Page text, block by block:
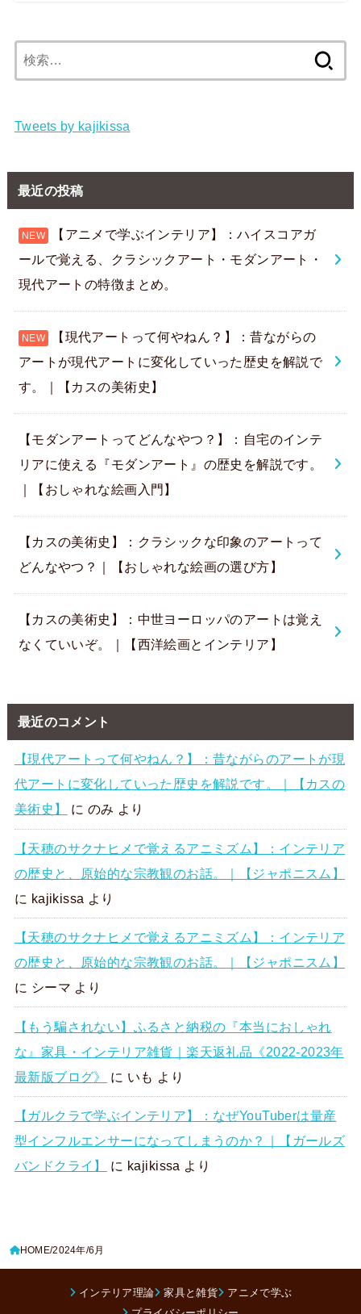
索:
Tweets by kajikissa
最近の投稿
【アニメで学ぶインテリア】：ハイスコアガ
ールで覚える、クラシックアート・モダンアート・
現代アートの特徴まとめ。
【現代アートって何やねん？】：昔ながらの
アートが現代アートに変化していった歴史を解説で
す。｜【カスの美術史】
【モダンアートってどんなやつ？】：自宅のインテ
リアに使える『モダンアート』の歴史を解説です。
｜【おしゃれな絵画入門】
【カスの美術史】：クラシックな印象のアートって
どんなやつ？｜【おしゃれな絵画の選び方】
【カスの美術史】：中世ヨーロッパのアートは覚え
なくていいぞ。｜【西洋絵画とインテリア】
最近のコメント
【現代アートって何やねん？】：昔ながらのアートが現
代アートに変化していった歴史を解説です。｜【カスの
美術史】
に のみ より
【天穂のサクナヒメで覚えるアニミズム】：インテリア
の歴史と、原始的な宗教観のお話。｜【ジャポニスム】
に kajikissa より
【天穂のサクナヒメで覚えるアニミズム】：インテリア
の歴史と、原始的な宗教観のお話。｜【ジャポニスム】
に シーマ より
【もう騙されない】ふるさと納税の『本当におしゃれ
な』家具・インテリア雑貨｜楽天返礼品《2022-2023年
最新版ブログ》
に いも より
【ガルクラで学ぶインテリア】：なぜYouTuberは量産
型インフルエンサーになってしまうのか？｜【ガールズ
バンドクライ】
に kajikissa より
HOME 2024年 6月
インテリア理論 家具と雑貨
アニメで学ぶ